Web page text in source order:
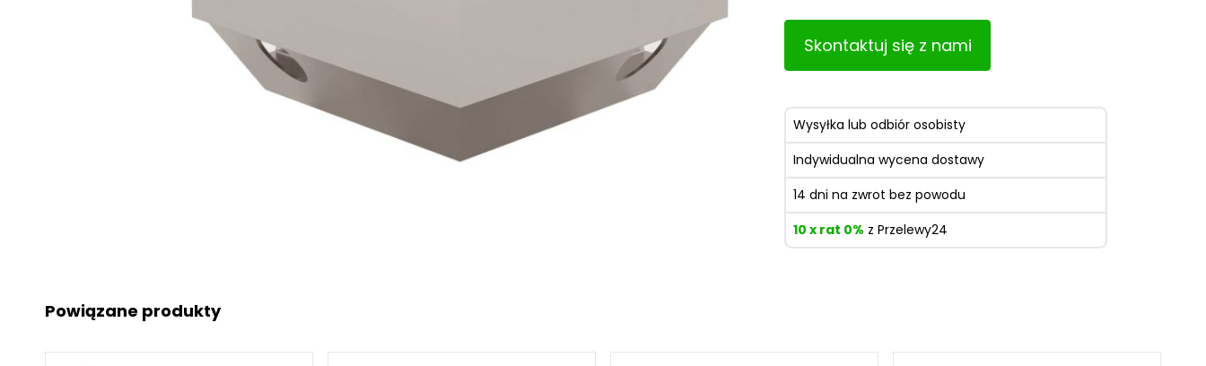
Powiązane produkty
Skontaktuj się z nami
Wysyłka lub odbiór osobisty
Indywidualna wycena dostawy
14 dni na zwrot bez powodu
10 x rat 0% z Przelewy24